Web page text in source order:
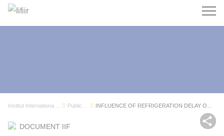
DOCUMENT IIF